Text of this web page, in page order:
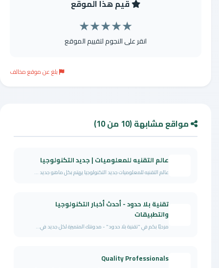
قيم هذا الموقع
★
★
★
★
★
انقر على النجوم لتقييم الموقع
بلغ عن موقع مخالف
مواقع مشابهة (10 من 10)
عالم التقنيه للمعلوميات | جديد التكنولوجيا
عالم التقنيه للمعلوميات جديد التكنولوجيا يهتم بكل ماهو جديد ...
تقنية بلا حدود - أحدث أخبار التكنولوجيا
والتطبيقات
مرحبًا بكم في "تقنية بلا حدود" - مدونتك المتميزة لكل جديد في...
Quality Professionals